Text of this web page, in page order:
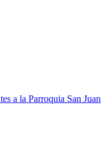
a la Parroquia San Juan